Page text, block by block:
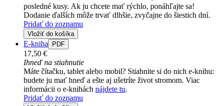
posledné kusy. Ak ju chcete mať rýchlo, ponáhľajte sa!
Dodanie ďalších môže trvať dlhšie, zvyčajne do šiestich dní.
Pridať do zoznamu
Vložiť do košíka
E-kniha PDF
17,50 €
Ihneď na stiahnutie
Máte čítačku, tablet alebo mobil? Stiahnite si do nich e-knihu:
budete ju mať hneď a ešte aj ušetríte život stromom. Viac
informácii o e-knihách nájdete tu.
Pridať do zoznamu